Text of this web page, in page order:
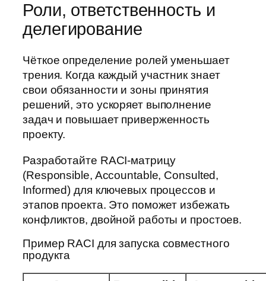
Роли, ответственность и
делегирование
Чёткое определение ролей уменьшает
трения. Когда каждый участник знает
свои обязанности и зоны принятия
решений, это ускоряет выполнение
задач и повышает приверженность
проекту.
Разработайте RACI-матрицу
(Responsible, Accountable, Consulted,
Informed) для ключевых процессов и
этапов проекта. Это поможет избежать
конфликтов, двойной работы и простоев.
Пример RACI для запуска совместного
продукта